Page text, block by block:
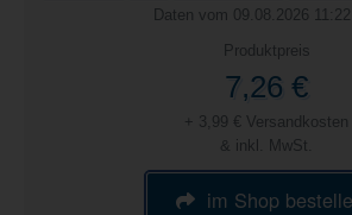
Daten vom 09.08.2026
Produktpreis
7,26 €
+ 3,99 € Versandkosten
& inkl. MwSt.
im Shop